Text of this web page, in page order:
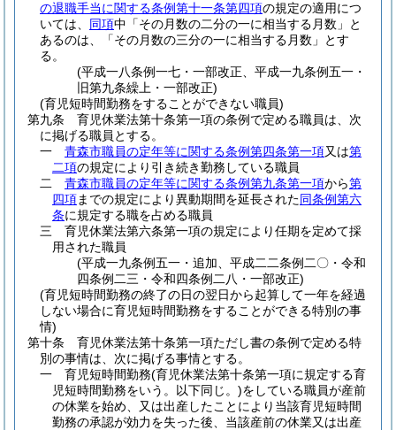
の退職手当に関する条例第十一条第四項の規定の適用につ
いては、 同項中「その月数の二分の一に相当する月数」と
あるのは、「その月数の三分の一に相当する月数」とす
る。
(平成一八条例一七・一部改正、平成一九条例五一・
旧第九条繰上・一部改正)
(育児短時間勤務をすることができない職員)
第九条
育児休業法第十条第一項の条例で定める職員は、次
に掲げる職員とする。
一
青森市職員の定年等に関する条例第四条第一項又は第
二項の規定により引き続き勤務している職員
二
青森市職員の定年等に関する条例第九条第一項から第
四項までの規定により異動期間を延長された同条例第六
条に規定する職を占める職員
三
育児休業法第六条第一項の規定により任期を定めて採
用された職員
(平成一九条例五一・追加、平成二二条例二〇・令和
四条例二三・令和四条例二八・一部改正)
(育児短時間勤務の終了の日の翌日から起算して一年を経過
しない場合に育児短時間勤務をすることができる特別の事
情)
第十条
育児休業法第十条第一項ただし書の条例で定める特
別の事情は、次に掲げる事情とする。
一
育児短時間勤務(育児休業法第十条第一項に規定する育
児短時間勤務をいう。以下同じ。)をしている職員が産前
の休業を始め、又は出産したことにより当該育児短時間
勤務の承認が効力を失った後、当該産前の休業又は出産